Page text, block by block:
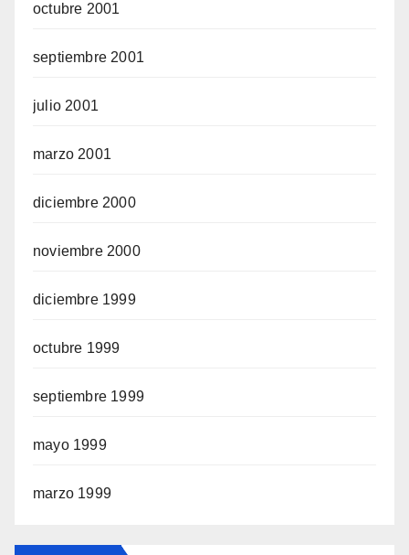
octubre 2001
septiembre 2001
julio 2001
marzo 2001
diciembre 2000
noviembre 2000
diciembre 1999
octubre 1999
septiembre 1999
mayo 1999
marzo 1999